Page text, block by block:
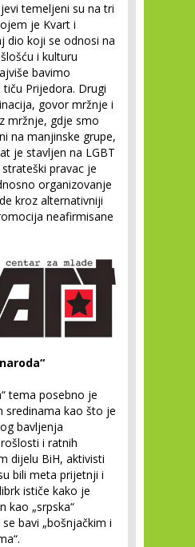
temeljeni su na tri
je Kvart i
dio koji se odnosi na
i kulturu
bavimo
Prijedora. Drugi
govor mržnje i
mržnje, gdje smo
na manjinske grupe,
je stavljen na LGBT
pravac je
organizovanje
kroz alternativniji
neafirmisane
tema posebno je
sredinama kao što je
bavljenja
i ratnih
dijelu BiH, aktivisti
bili meta prijetnji i
ističe kako je
kao „srpska“
bavi „bošnjačkim i